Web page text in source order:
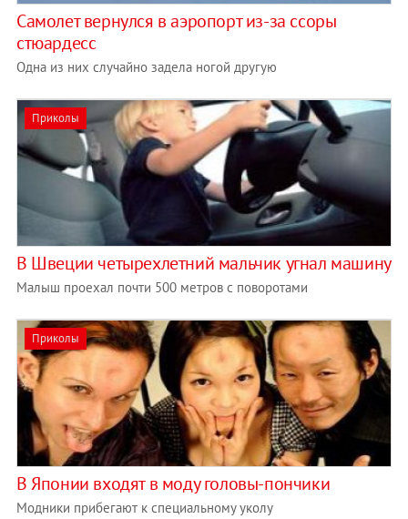
Самолет вернулся в аэропорт из-за ссоры
стюардесс
Одна из них случайно задела ногой другую
Приколы
В Швеции четырехлетний мальчик угнал машину
Малыш проехал почти 500 метров с поворотами
Приколы
В Японии входят в моду головы-пончики
Модники прибегают к специальному уколу